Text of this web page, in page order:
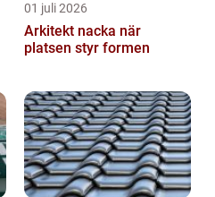
01 juli 2026
Arkitekt nacka när
platsen styr formen